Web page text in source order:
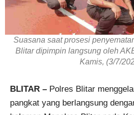
Suasana saat prosesi
Blitar dipimpin langsung oleh
Kamis, (3/7/
BLITAR – Polres Blitar
pangkat yang berlangsung